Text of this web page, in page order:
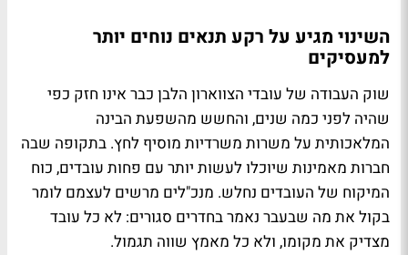
השינוי מגיע על רקע תנאים נוחים יותר
למעסיקים
שוק העבודה של עובדי הצווארון הלבן כבר אינו חזק כפי
שהיה לפני כמה שנים, והחשש מהשפעת הבינה
המלאכותית על משרות משרדיות מוסיף לחץ. בתקופה שבה
חברות מאמינות שיוכלו לעשות יותר עם פחות עובדים, כוח
המיקוח של העובדים נחלש. מנכ"לים מרשים לעצמם לומר
בקול את מה שבעבר נאמר בחדרים סגורים: לא כל עובד
מצדיק את מקומו, ולא כל מאמץ שווה תגמול.